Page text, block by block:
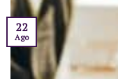
22
Ago